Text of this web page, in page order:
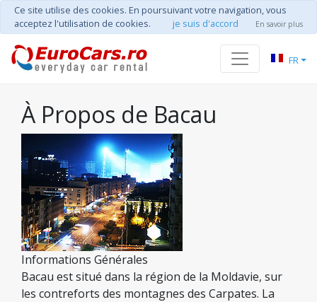
Ce site utilise des cookies. En poursuivant votre navigation, vous
acceptez l'utilisation de cookies.
je suis d'accord En savoir plus
FR
À Propos de Bacau
Informations Générales
Bacau est situé dans la région de la Moldavie, sur
les contreforts des montagnes des Carpates. La